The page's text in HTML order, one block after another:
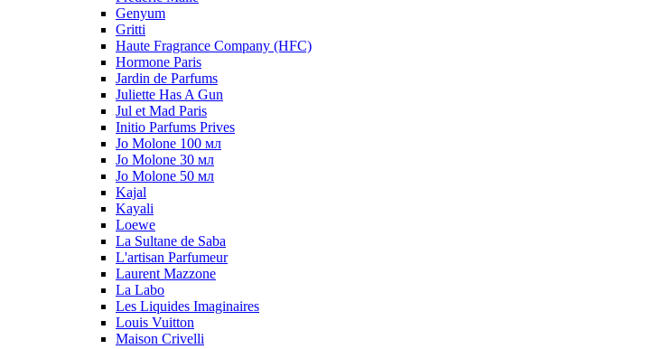
Genyum
Gritti
Haute Fragrance Company (HFC)
Hormone Paris
Jardin de Parfums
Juliette Has A Gun
Jul et Mad Paris
Initio Parfums Prives
Jo Molone 100 мл
Jo Molone 30 мл
Jo Molone 50 мл
Kajal
Kayali
Loewe
La Sultane de Saba
L'artisan Parfumeur
Laurent Mazzone
La Labo
Les Liquides Imaginaires
Louis Vuitton
Maison Crivelli